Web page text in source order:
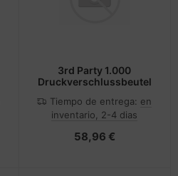
3rd Party 1.000
Druckverschlussbeutel
Tiempo de entrega: en
inventario, 2-4 dias
58,96 €